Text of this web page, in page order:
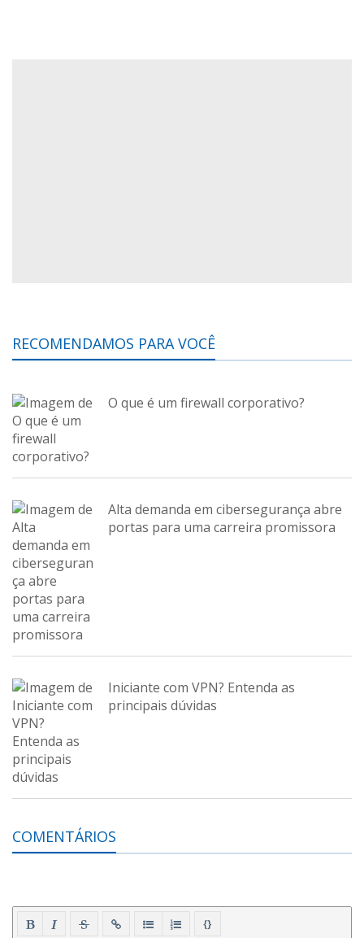
RECOMENDAMOS PARA VOCÊ
O que é um firewall corporativo?
Alta demanda em cibersegurança abre
portas para uma carreira promissora
Iniciante com VPN? Entenda as
principais dúvidas
COMENTÁRIOS
{}